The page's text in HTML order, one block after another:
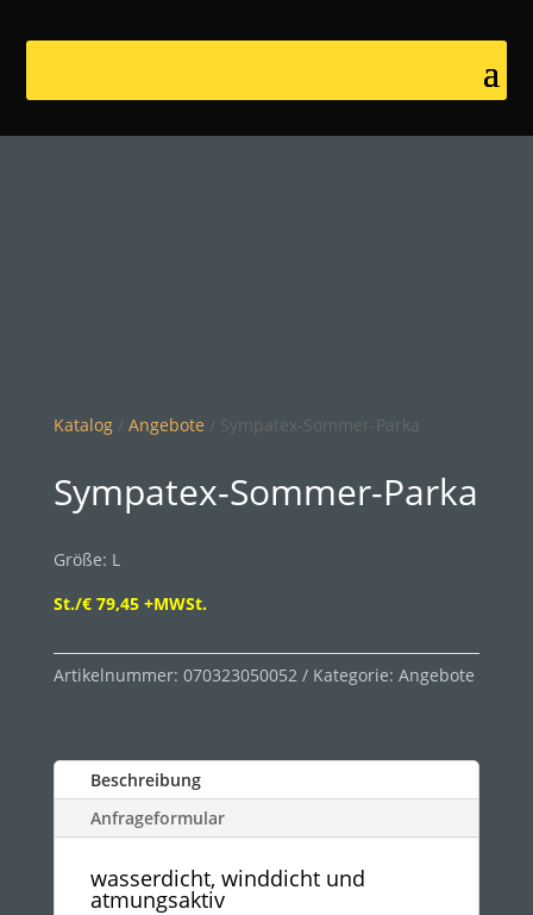
Katalog/ Angebote / Sympatex-Sommer-Parka
Sympatex-Sommer-Parka
Größe: L
St./€ 79,45 +MWSt.
Artikelnummer: 070323050052 Kategorie: Angebote
Beschreibung
Anfrageformular
wasserdicht, winddicht und
atmungsaktiv